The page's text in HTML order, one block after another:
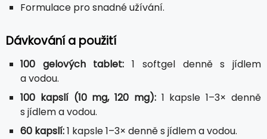
Formulace pro snadné užívání.
Dávkování a použití
100 gelových tablet: 1 softgel denně s jídlem
a vodou.
100 kapslí (10 mg, 120 mg):1 kapsle 1–3× denně
s jídlem a vodou.
60 kapslí:1 kapsle 1–3× denně s jídlem a vodou.